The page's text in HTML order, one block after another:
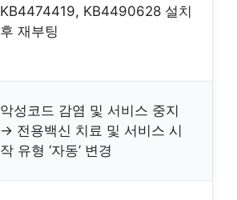
KB4474419, KB4490628 설치
후 재부팅
악성코드 감염 및 서비스 중지
→ 전용백신 치료 및 서비스 시
작 유형 ‘자동’ 변경